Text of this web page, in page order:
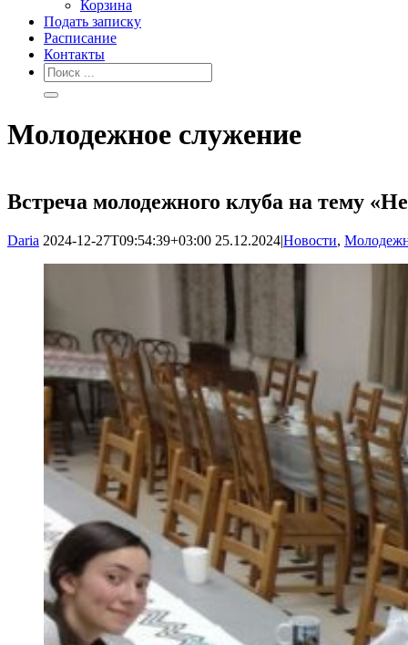
Корзина
Подать записку
Расписание
Контакты
Молодежное служение
Встреча молодежного клуба на тему «Не
Daria 2024-12-27T09:54:39+03:00 25.12.2024|Новости,